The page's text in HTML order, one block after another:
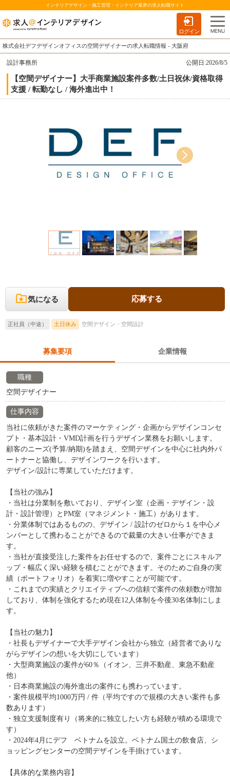
インテリアデザイン・施工管理・インテリア業界の求人転職サイト
ログイン
株式会社デフデザインオフィスの空間デザイナーの求人転職情報 - 大阪府
設計事務所 公開日:2026/8/5
【空間デザイナー】大手商業施設案件多数/土日祝休/資格取得
支援 / 転勤なし / 海外進出中！
気になる 応募する
正社員（中途） 土日休み 空間デザイン・空間設計
募集要項 企業情報
職種
空間デザイナー
仕事内容
当社に依頼がきた案件のマーケティング・企画からデザインコンセ
プト・基本設計・VMD計画を行うデザイン業務をお願いします。
顧客のニーズ(予算/納期)を踏まえ、空間デザインを中心に社内外パ
ートナーと協働し、デザインワークを行います。
デザイン/設計に専業していただけます。
【当社の強み】
・当社は分業制を敷いており、デザイン室（企画・デザイン・設
計・設計管理）とPM室（マネジメント・施工）があります。
・分業体制ではあるものの、デザイン / 設計のゼロから１を中心メ
ンバーとして携わることができるので裁量の大きい仕事ができま
す。
・当社が直接受注した案件をお任せするので、案件ごとにスキルア
ップ・幅広く深い経験を積むことができます。そのためご自身の実
績（ポートフォリオ）を着実に増やすことが可能です。
・これまでの実績とクリエイティブへの信頼で案件の依頼数が増加
しており、体制を強化するため現在12人体制を今後30名体制にしま
す。
【当社の魅力】
・社長もデザイナーで大手デザイン会社から独立（経営者でありな
がらデザインの想いを大切にしています）
・大型商業施設の案件が60％（イオン、三井不動産、東急不動産
他）
・日本商業施設の海外進出の案件にも携わっています。
・案件規模平均1000万円 / 件（平均ですので規模の大きい案件も多
数あります）
・独立支援制度有り（将来的に独立したい方も経験が積める環境で
す）
・2024年4月にデフ ベトナムを設立。ベトナム国土の飲食店、シ
ョッピングセンターの空間デザインを手掛けています。
【具体的な業務内容】